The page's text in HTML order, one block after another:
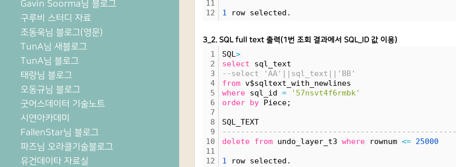
Gavin Soorma님 블로그
구루비 스터디 자료
조동욱님 블로그(영문)
TunA님 새블로그
TunA님 블로그
태랑님 블로그
오동규님 블로그
굿어스데이터 기술노트
시연아카데미
FallenStar님 블로그
파즈님 오라클기술블로그
유건데이타 자료실
11
12
1 row selected.
3_2. SQL full text 출력(1번 조회 결과에서 SQL_ID 값 이용)
1
2
3
4
5
6
7
8
9
10
11
12
SQL>
select sql_text
--select 'AA'||sql_text||'BB'
from v$sqltext_with_newlines
where sql_id =
'57nsvt4f6rmbk'
order by Piece;
SQL_TEXT
delete from undo_layer_t3 where rownum <= 25000
1 row selected.